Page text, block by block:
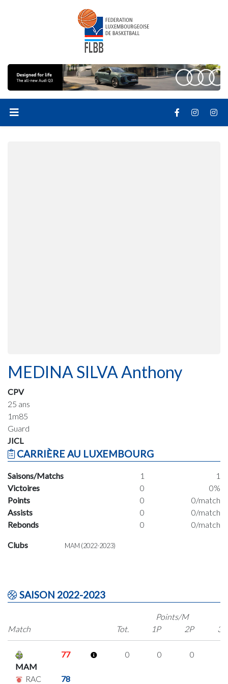
MEDINA SILVA Anthony
CPV
25 ans
1m85
Guard
JICL
CARRIÈRE AU LUXEMBOURG
Saisons/Matchs 1
1
Victoires
0
0%
Points
0
0/match
Assists
0
0/match
Rebonds
0 0/match
Clubs MAM (2022-2023)
SAISON 2022-2023
Match
Points/M
Tot.
1P 2P 3P
MAM
77
RAC 78
0 0 0